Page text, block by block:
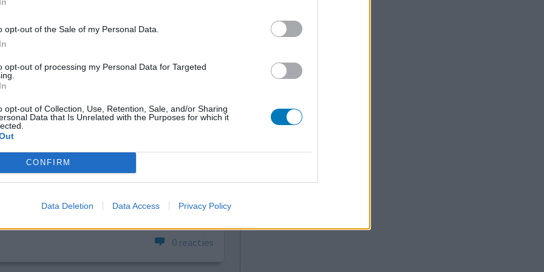
opt-out of the Sale of my Personal Data.
opt-out of processing my Personal Data for Targeted
opt-out of Collection, Use, Retention, Sale, and/or Sharing
Data that Is Unrelated with the Purposes for which it
CONFIRM
Data Deletion Data Access Privacy Policy
Effectiviteit
Bijwerkingen
jaren
reuk
had heel
met de
Ik
sprake
0 reacties